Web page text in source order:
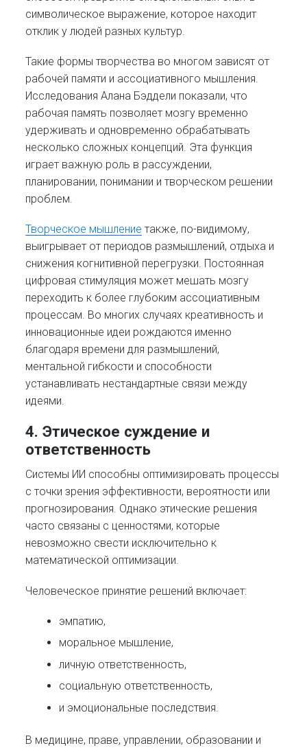
символическое выражение, которое находит
отклик у людей разных культур.
Такие формы творчества во многом зависят от
рабочей памяти и ассоциативного мышления.
Исследования Алана Бэддели показали, что
рабочая память позволяет мозгу временно
удерживать и одновременно обрабатывать
несколько сложных концепций. Эта функция
играет важную роль в рассуждении,
планировании, понимании и творческом решении
проблем.
Творческое мышление также, по-видимому,
выигрывает от периодов размышлений, отдыха и
снижения когнитивной перегрузки. Постоянная
цифровая стимуляция может мешать мозгу
переходить к более глубоким ассоциативным
процессам. Во многих случаях креативность и
инновационные идеи рождаются именно
благодаря времени для размышлений,
ментальной гибкости и способности
устанавливать нестандартные связи между
идеями.
4. Этическое суждение и
ответственность
Системы ИИ способны оптимизировать процессы
с точки зрения эффективности, вероятности или
прогнозирования. Однако этические решения
часто связаны с ценностями, которые
невозможно свести исключительно к
математической оптимизации.
Человеческое принятие решений включает:
эмпатию,
моральное мышление,
личную ответственность,
социальную ответственность,
и эмоциональные последствия.
В медицине, праве, управлении, образовании и